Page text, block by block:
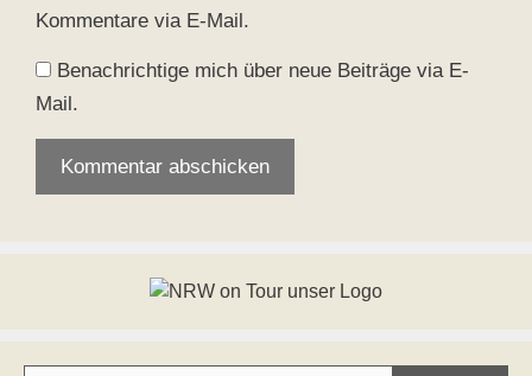
Kommentare via E-Mail.
Benachrichtige mich über neue Beiträge via E-
Mail.
Deine E-Mail